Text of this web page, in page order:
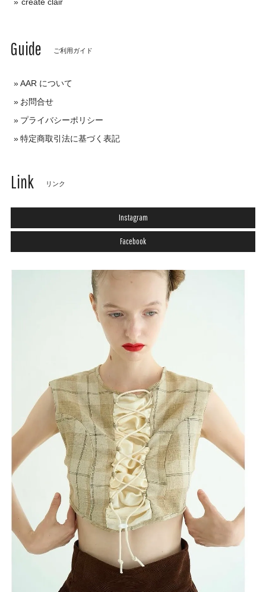
Guide ご利用ガイド
AAR について
お問合せ
プライバシーポリシー
特定商取引法に基づく表記
Link リンク
Instagram
Facebook